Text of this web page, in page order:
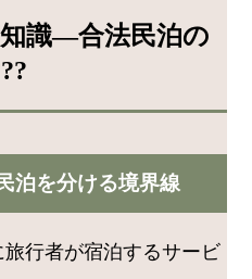
識—合法民泊の
泊を分ける境界線
行者が宿泊するサービ